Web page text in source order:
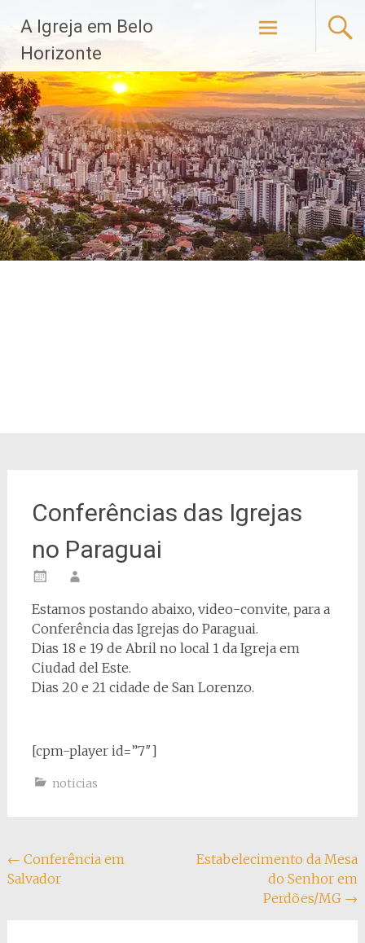
para
conteúdo
A Igreja em Belo
Horizonte
Conferências das Igrejas
no Paraguai
Estamos postando abaixo, video-convite, para a
Conferência das Igrejas do Paraguai.
Dias 18 e 19 de Abril no local 1 da Igreja em
Ciudad del Este.
Dias 20 e 21 cidade de San Lorenzo.
[cpm-player id=”7″]
noticias
Navegação
do
← Conferência em
Salvador
Estabelecimento da Mesa
do Senhor em
Perdões/MG →